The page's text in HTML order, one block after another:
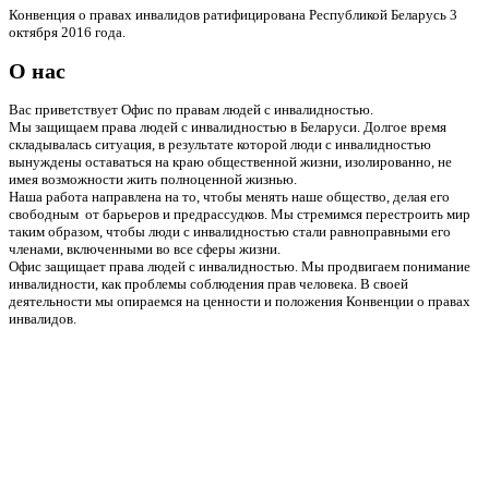
Конвенция о правах инвалидов ратифицирована Республикой Беларусь 3
октября 2016 года.
О нас
Вас приветствует Офис по правам людей с инвалидностью.
Мы защищаем права людей с инвалидностью в Беларуси. Долгое время
складывалась ситуация, в результате которой люди с инвалидностью
вынуждены оставаться на краю общественной жизни, изолированно, не
имея возможности жить полноценной жизнью.
Наша работа направлена на то, чтобы менять наше общество, делая его
свободным от барьеров и предрассудков. Мы стремимся перестроить мир
таким образом, чтобы люди с инвалидностью стали равноправными его
членами, включенными во все сферы жизни.
Офис защищает права людей с инвалидностью. Мы продвигаем понимание
инвалидности, как проблемы соблюдения прав человека. В своей
деятельности мы опираемся на ценности и положения Конвенции о правах
инвалидов.